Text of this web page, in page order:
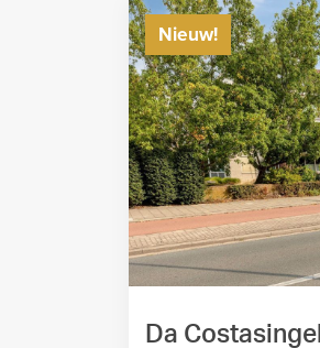
Nieuw!